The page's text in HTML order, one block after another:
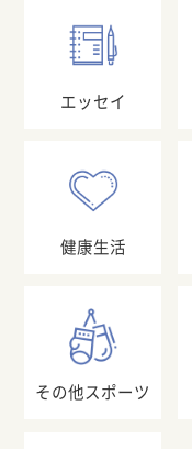
エッセイ
健康生活
その他スポーツ